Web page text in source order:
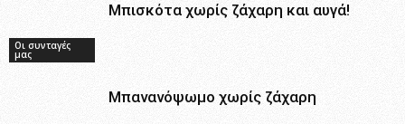
Οι συνταγές
μας
Μπισκότα χωρίς ζάχαρη και αυγά!
Μπανανόψωμο χωρίς ζάχαρη